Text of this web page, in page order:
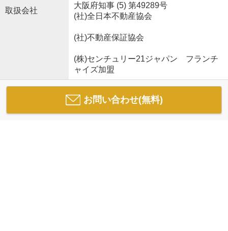
取扱会社
大阪府知事 (5) 第49289号
(社)全日本不動産協会
(社)不動産保証協会
(株)センチュリー21ジャパン フランチ
ャイズ加盟
お問い合わせ(無料)